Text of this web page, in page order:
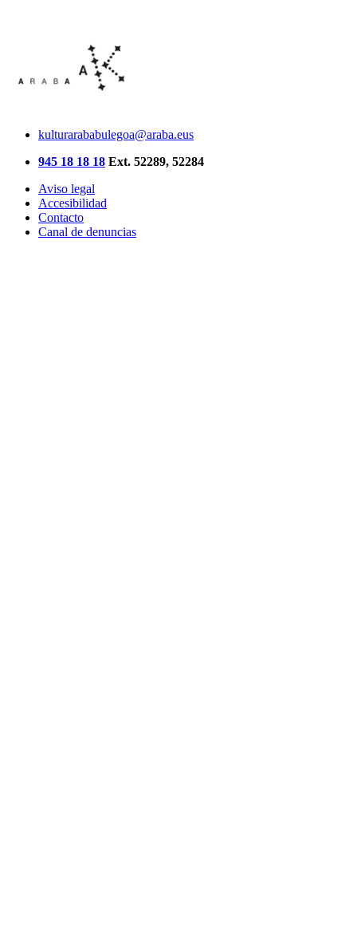
kulturarababulegoa@araba.eus
945 18 18 18 Ext. 52289, 52284
Aviso legal
Accesibilidad
Contacto
Canal de denuncias